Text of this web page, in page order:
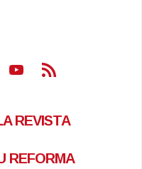
Youtube
Feed RSS
REVISTA
REFORMA